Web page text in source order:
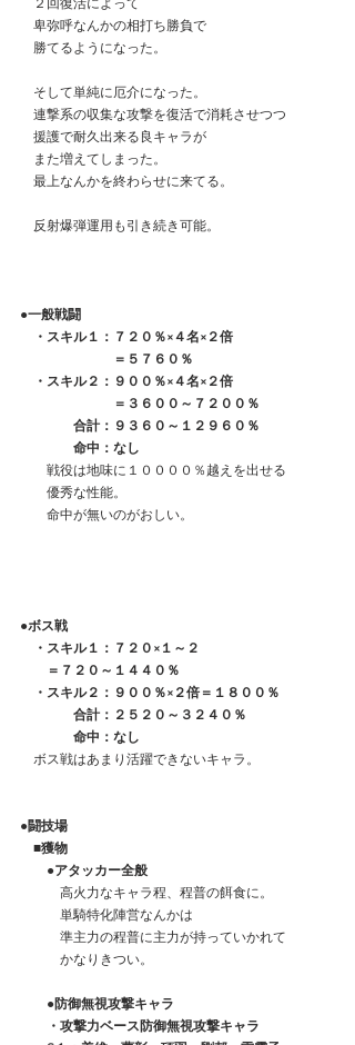
２回復活によって
卑弥呼なんかの相打ち勝負で
勝てるようになった。
そして単純に厄介になった。
連撃系の収集な攻撃を復活で消耗させつつ
援護で耐久出来る良キャラが
また増えてしまった。
最上なんかを終わらせに来てる。
反射爆弾運用も引き続き可能。
●一般戦闘
・スキル１：７２０％×４名×２倍
＝５７６０％
・スキル２：９００％×４名×２倍
＝３６００～７２００％
合計：９３６０～１２９６０％
命中：なし
戦役は地味に１００００％越えを出せる
優秀な性能。
命中が無いのがおしい。
●ボス戦
・スキル１：７２０×１～２
＝７２０～１４４０％
・スキル２：９００％×２倍＝１８００％
合計：２５２０～３２４０％
命中：なし
ボス戦はあまり活躍できないキャラ。
●闘技場
■獲物
●アタッカー全般
高火力なキャラ程、程普の餌食に。
単騎特化陣営なんかは
準主力の程普に主力が持っていかれて
かなりきつい。
●防御無視攻撃キャラ
・攻撃力ベース防御無視攻撃キャラ